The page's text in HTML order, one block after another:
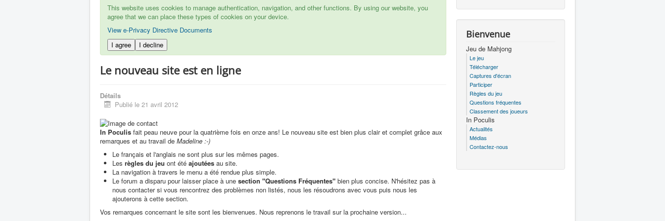
This website uses cookies to manage authentication, navigation, and other functions. By using our website, you
agree that we can place these types of cookies on your device.
View e-Privacy Directive Documents
I agree
I decline
Le nouveau site est en ligne
Détails
Publié le 21 avril 2012
In Poculis fait peau neuve pour la quatrième fois en onze ans! Le nouveau site est bien plus clair et complet grâce aux
remarques et au travail de Madeline :-)
Le français et l'anglais ne sont plus sur les mêmes pages.
Les règles du jeu ont été ajoutées au site.
La navigation à travers le menu a été rendue plus simple.
Le forum a disparu pour laisser place à une section "Questions Fréquentes" bien plus concise. N'hésitez pas à
nous contacter si vous rencontrez des problèmes non listés, nous les résoudrons avec vous puis nous les
ajouterons à cette section.
Vos remarques concernant le site sont les bienvenues. Nous reprenons le travail sur la prochaine version...
Bienvenue
Jeu de Mahjong
Le jeu
Télécharger
Captures d'écran
Participer
Règles du jeu
Questions fréquentes
Classement des joueurs
In Poculis
Actualités
Médias
Contactez-nous